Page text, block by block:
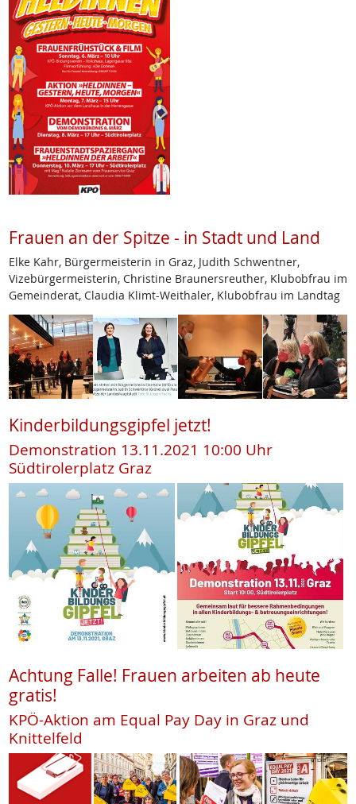
Frauen an der Spitze - in Stadt und Land
Elke Kahr, Bürgermeisterin in Graz, Judith Schwentner,
Vizebürgermeisterin, Christine Braunersreuther, Klubobfrau im
Gemeinderat, Claudia Klimt-Weithaler, Klubobfrau im Landtag
Kinderbildungsgipfel jetzt!
Demonstration 13.11.2021 10:00 Uhr
Südtirolerplatz Graz
Achtung Falle! Frauen arbeiten ab heute
gratis!
KPÖ-Aktion am Equal Pay Day in Graz und
Knittelfeld